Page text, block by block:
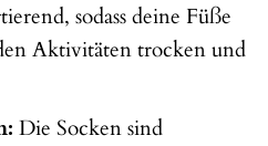
sodass deine Füße
Aktivitäten trocken und
Die Socken sind